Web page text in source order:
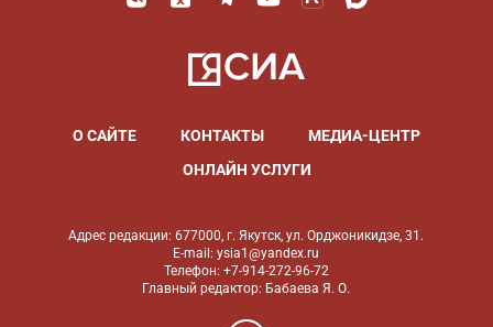
О САЙТЕ КОНТАКТЫ
МЕДИА-ЦЕНТР
ОНЛАЙН УСЛУГИ
Адрес редакции: 677000, г. Якутск, ул. Орджоникидзе, 31.
E-mail: ysia1@yandex.ru
Телефон: +7-914-272-96-72
Главный редактор: Бабаева Я. О.